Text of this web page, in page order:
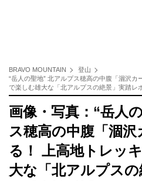
BRAVO MOUNTAIN
登山
“岳人の聖地” 北アルプス穂高の中腹「涸沢
で楽しむ雄大な「北アルプスの絶景」実踏レ
画像・写真：“岳人
ス穂高の中腹「涸沢
る！ 上高地トレッ
大な「北アルプス